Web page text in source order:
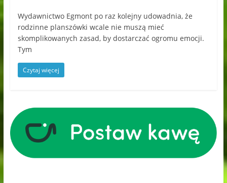
Wydawnictwo Egmont po raz kolejny udowadnia, że
rodzinne planszówki wcale nie muszą mieć
skomplikowanych zasad, by dostarczać ogromu emocji.
Tym
Czytaj więcej